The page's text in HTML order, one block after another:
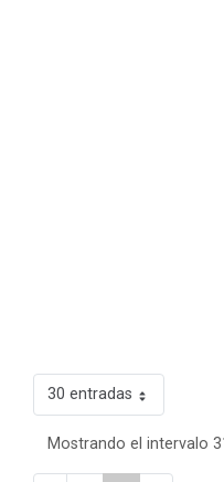
30 entradas
Mostrando el intervalo